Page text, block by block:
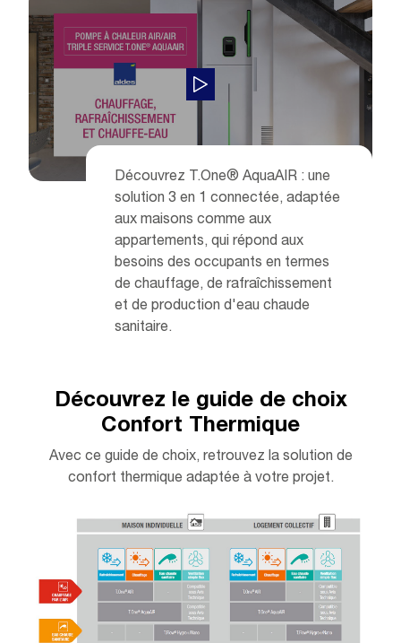
Découvrez T.One® AquaAIR : une
solution 3 en 1 connectée, adaptée
aux maisons comme aux
appartements, qui répond aux
besoins des occupants en termes
de chauffage, de rafraîchissement
et de production d'eau chaude
sanitaire.
Découvrez le guide de choix
Confort Thermique
Avec ce guide de choix, retrouvez la solution de
confort thermique adaptée à votre projet.